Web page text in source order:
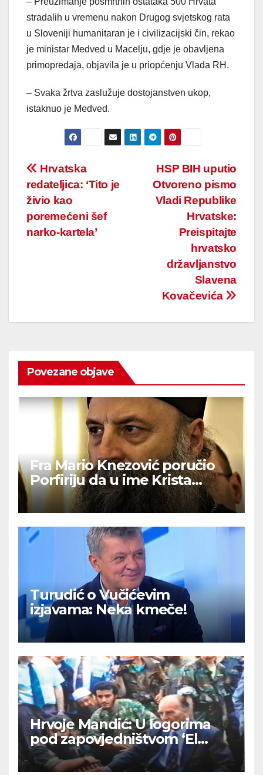
stradalih u vremenu nakon Drugog svjetskog rata
u Sloveniji humanitaran je i civilizacijski čin, rekao
je ministar Medved u Macelju, gdje je obavljena
primopredaja, objavila je u priopćenju Vlada RH.
– Svaka žrtva zaslužuje dostojanstven ukop,
istaknuo je Medved.
Post
navigation
HSP BIH uputio
Otvoreno pismo
Vladi Republike
Hrvatske:
Preispitajte
hrvatsko
državljanstvo
Slavena
Kovačevića
Hrvatska
redateljica: ‘Tito je
živio kao
poremećeni šef
narko-kartela’
Povezane objave
Fra Mario Knezović poručio
Porfiriju da u ime Krista
izvuče svoj narod iz ‘ralja laži i
mitova’
Turudić o Vučićevim
izjavama: Neka kmeče!
Hrvoje Mandić: U logorima
pod zapovjedništvom ‘El
Mudžahid’ u BiH su Hrvatima
ritualno odsijecali glave